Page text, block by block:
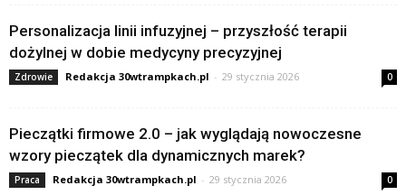
Personalizacja linii infuzyjnej – przyszłość terapii
dożylnej w dobie medycyny precyzyjnej
Zdrowie Redakcja 30wtrampkach.pl - 29 stycznia 2026 0
Pieczątki firmowe 2.0 – jak wyglądają nowoczesne
wzory pieczątek dla dynamicznych marek?
Praca Redakcja 30wtrampkach.pl - 29 stycznia 2026 0